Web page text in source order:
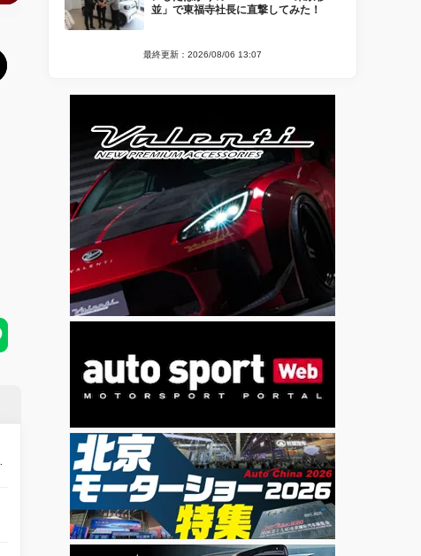
並」で東福寺社長に直撃してみた！
最終更新：2026/08/06 13:07